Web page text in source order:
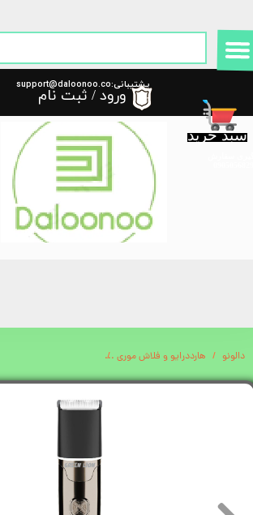
پشتیبانی:support@daloonoo.co
m
سبد خرید
ورود / ثبت نام
حساب کاربری من
تغییر گذر واژه
سفارشات
خروج از حساب کاربری
دالونو هارددرایو و فلاش موری